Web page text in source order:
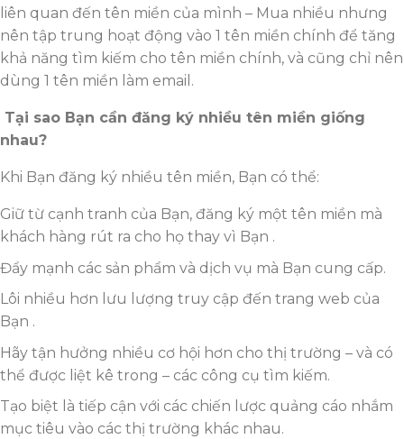
liên quan đến tên miền của mình – Mua nhiều nhưng
nên tập trung hoạt động vào 1 tên miền chính để tăng
khả năng tìm kiếm cho tên miền chính, và cũng chỉ nên
dùng 1 tên miền làm email.
Tại sao Bạn cần đăng ký nhiều tên miền giống
nhau?
Khi Bạn đăng ký nhiều tên miền, Bạn có thể:
Giữ từ cạnh tranh của Bạn, đăng ký một tên miền mà
khách hàng rút ra cho họ thay vì Bạn .
Đẩy mạnh các sản phẩm và dịch vụ mà Bạn cung cấp.
Lôi nhiều hơn lưu lượng truy cập đến trang web của
Bạn .
Hãy tận hưởng nhiều cơ hội hơn cho thị trường – và có
thể được liệt kê trong – các công cụ tìm kiếm.
Tạo biệt là tiếp cận với các chiến lược quảng cáo nhắm
mục tiêu vào các thị trường khác nhau.